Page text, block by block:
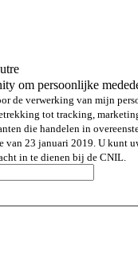
om persoonlijke
de verwerking van mijn
tot tracking,
die handelen in
van 23 januari 2019. U
in te dienen bij de CNIL.